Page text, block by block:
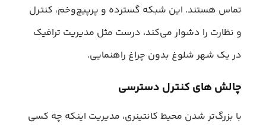
تماس هستند. این شبکه گسترده و پرپیچ‌وخم، کنترل
و نظارت را دشوار می‌کند، درست مثل مدیریت ترافیک
در یک شهر شلوغ بدون چراغ راهنمایی.
چالش های کنترل دسترسی
با بزرگ‌تر شدن محیط کانتینری، مدیریت اینکه چه کسی